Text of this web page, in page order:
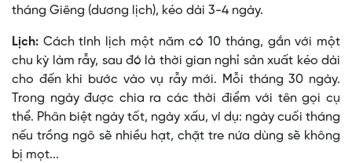
tháng Giêng (dương lịch), kéo dài 3-4 ngày.
Lịch: Cách tính lịch một năm có 10 tháng, gắn với một
chu kỳ làm rẫy, sau đó là thời gian nghỉ sản xuất kéo dài
cho đến khi bước vào vụ rẫy mới. Mỗi tháng 30 ngày.
Trong ngày được chia ra các thời điểm với tên gọi cụ
thể. Phân biệt ngày tốt, ngày xấu, ví dụ: ngày cuối tháng
nếu trồng ngô sẽ nhiều hạt, chặt tre nứa dùng sẽ không
bị mọt...